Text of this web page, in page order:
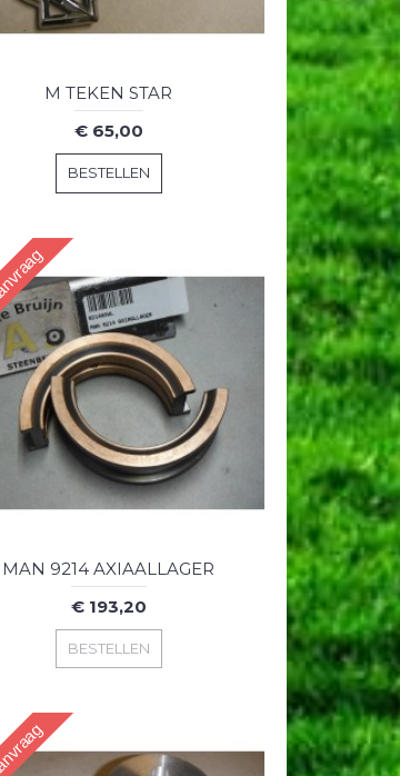
M TEKEN STAR
€ 65,00
BESTELLEN
MAN 9214 AXIAALLAGER
€ 193,20
BESTELLEN